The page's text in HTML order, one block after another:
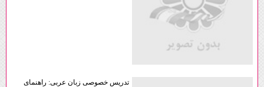
تدریس خصوصی زبان عربی: راهنمای